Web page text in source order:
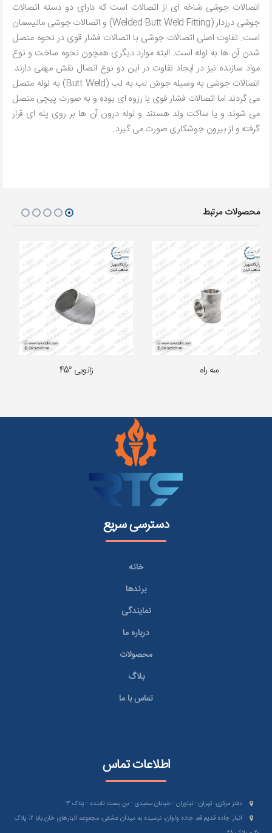
اتصالات جوشی شاخه ای از اتصالات است که دارای دو دسته اتصالات
جوشی درزدار (Welded Butt Weld Fitting) و اتصالات جوشی مانیسمان
است. تفاوت اصلی اتصالات جوشی با اتصالات فشار قوی در نحوه متصل
شدن آن ها به لوله است. البته موارد دیگری همچون نحوه ساخت و نوع
مواد سازنده نیز در ایجاد تفاوت در این دو نوع اتصال نقش مهمی دارند.
اتصالات جوشی به وسیله جوش لب به لب (Butt Weld) به لوله متصل
می گردند اما اتصالات فشار قوی یا رزوه ای بوده و به صورت پیچی متصل
می شوند و یا ساکت ولد هستند و لوله درون آن ها بر روی پله ای قرار
گرفته و از بیرون جوشکاری صورت می گیرد.
محصولات مرتبط
زانویی °45 کاهنده
دسترسی سریع
خانه
برندها
نمایندگی
درباره ما
محصولات
بلاگ
تماس با ما
اطلاعات تماس
دفتر مرکزی: تهران - نیاوران - خیابان سعیدی - بن بست تابنده - پلاک ۳
انبار: جاده قدیم قم، جاده واوان، نرسیده به میدان عشقی، مجموعه انبارهای خان بابا ۲، پلاک